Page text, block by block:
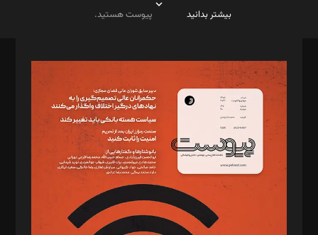
بیشتر بدانید
پیوست هستید.
مدیر مسئول: محمدباقر اثنی‌عشری
سردبیر: مهرک محمودی
دبیر تحریریه: میثم قاسمی
د‌بیر ناداستان: سمانه سمیع
د‌بیر خدمت و تجارت: ابوالفضل رجبی
د‌بیر حقوق فناوری: حسام‌الدین ایپکچی
د‌بیر پیوست جهان: مینا پاکدل
د‌بیر تحریریه آنلاین: بابک نقاش
تحریریه‌: مجتبی محمود‌ی، آرش برهمند، یسنا امان‌پور، سروش کرمیان،